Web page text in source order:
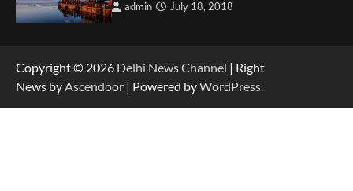
admin July 18, 2018
Copyright © 2026 Delhi News Channel | Right
News byAscendoor | Powered byWordPress.